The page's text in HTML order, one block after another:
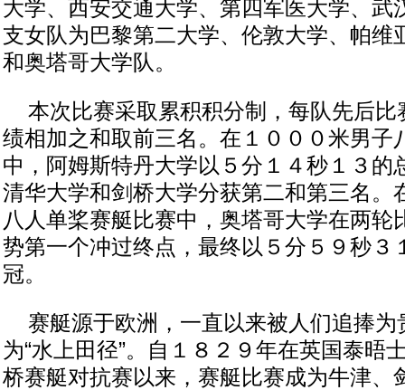
大学、西安交通大学、第四军医大学、武
支女队为巴黎第二大学、伦敦大学、帕维
和奥塔哥大学队。
本次比赛采取累积积分制，每队先后比
绩相加之和取前三名。在１０００米男子
中，阿姆斯特丹大学以５分１４秒１３的
清华大学和剑桥大学分获第二和第三名。
八人单桨赛艇比赛中，奥塔哥大学在两轮
势第一个冲过终点，最终以５分５９秒３
冠。
赛艇源于欧洲，一直以来被人们追捧为
为“水上田径”。自１８２９年在英国泰晤
桥赛艇对抗赛以来，赛艇比赛成为牛津、